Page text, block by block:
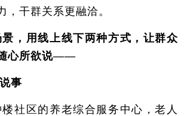
，干群关系更融洽。
，用线上线下两种方式，让群众
心所欲说——
事
社区的养老综合服务中心，老人